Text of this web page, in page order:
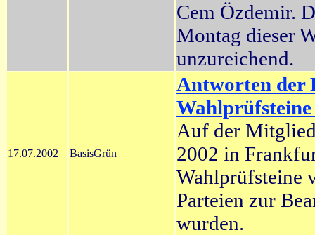
Cem Özdemir.
Montag dieser
unzureichend.
17.07.2002 BasisGrün
Antworten der
Auf der
2002 in
Wahlprüfsteine
Parteien zur
wurden.